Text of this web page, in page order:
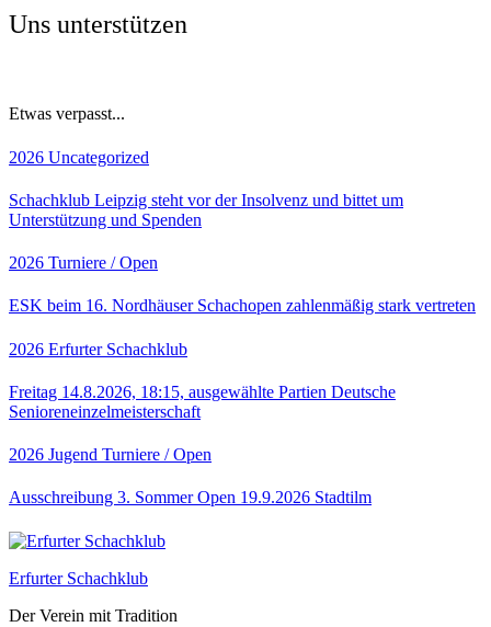
Uns unterstützen
Etwas verpasst...
2026 Uncategorized
Schachklub Leipzig steht vor der Insolvenz und bittet um
Unterstützung und Spenden
2026 Turniere / Open
ESK beim 16. Nordhäuser Schachopen zahlenmäßig stark vertreten
2026 Erfurter Schachklub
Freitag 14.8.2026, 18:15, ausgewählte Partien Deutsche
Senioreneinzelmeisterschaft
2026 Jugend Turniere / Open
Ausschreibung 3. Sommer Open 19.9.2026 Stadtilm
Erfurter Schachklub
Der Verein mit Tradition